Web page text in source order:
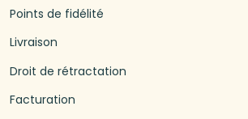
Points de fidélité
Livraison
Droit de rétractation
Facturation